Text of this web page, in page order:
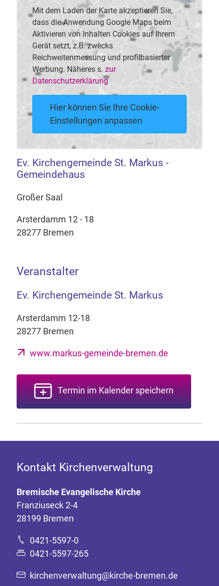
Mit dem Laden der Karte akzeptieren Sie,
dass die Anwendung Google Maps beim
Aktivieren von Inhalten Cookies auf Ihrem
Gerät setzt, z.B. zwecks
Reichweitenmessung und profilbasierter
Werbung. Näheres s. zur
Datenschutzerklärung
Hier können Sie Ihre Cookie-
Einstellungen anpassen
Ev. Kirchengemeinde St. Markus -
Gemeindehaus
Großer Saal
Arsterdamm 12 - 18
28277 Bremen
Veranstalter
Ev. Kirchengemeinde St. Markus
Arsterdamm 12-18
28277 Bremen
www.markus-gemeinde-bremen.de
Termin im Kalender speichern
Kontakt Kirchenverwaltung
Bremische Evangelische Kirche
Franziuseck 2-4
28199 Bremen
0421-5597-0
0421-5597-265
kirchenverwaltung@kirche-bremen.de